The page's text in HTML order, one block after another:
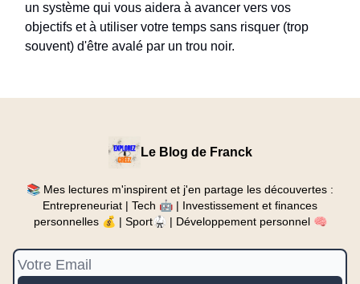
un système qui vous aidera à avancer vers vos
objectifs et à utiliser votre temps sans risquer (trop
souvent) d'être avalé par un trou noir.
Le Blog de Franck
📚 Mes lectures m'inspirent et j'en partage les découvertes :
Entrepreneuriat | Tech 🤖 | Investissement et finances
personnelles 💰 | Sport🥋 | Développement personnel 🧠